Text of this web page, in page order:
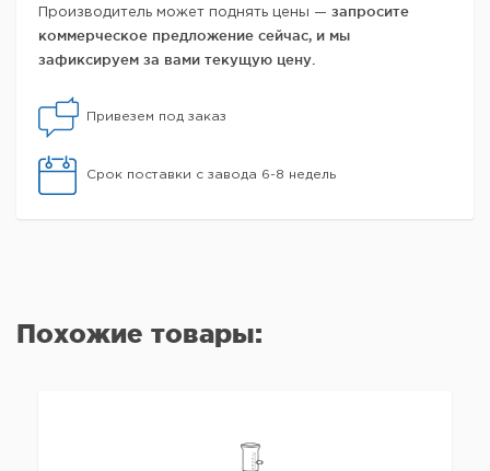
Производитель может поднять цены — запросите
коммерческое предложение сейчас, и мы
зафиксируем за вами текущую цену.
Привезем под заказ
Срок поставки с завода 6-8 недель
Похожие товары: